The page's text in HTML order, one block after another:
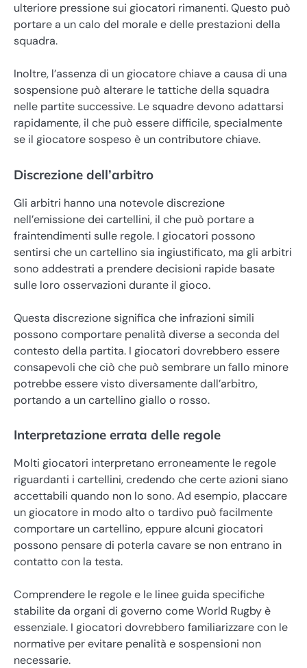
ulteriore pressione sui giocatori rimanenti. Questo può
portare a un calo del morale e delle prestazioni della
squadra.
Inoltre, l’assenza di un giocatore chiave a causa di una
sospensione può alterare le tattiche della squadra
nelle partite successive. Le squadre devono adattarsi
rapidamente, il che può essere difficile, specialmente
se il giocatore sospeso è un contributore chiave.
Discrezione dell’arbitro
Gli arbitri hanno una notevole discrezione
nell’emissione dei cartellini, il che può portare a
fraintendimenti sulle regole. I giocatori possono
sentirsi che un cartellino sia ingiustificato, ma gli arbitri
sono addestrati a prendere decisioni rapide basate
sulle loro osservazioni durante il gioco.
Questa discrezione significa che infrazioni simili
possono comportare penalità diverse a seconda del
contesto della partita. I giocatori dovrebbero essere
consapevoli che ciò che può sembrare un fallo minore
potrebbe essere visto diversamente dall’arbitro,
portando a un cartellino giallo o rosso.
Interpretazione errata delle regole
Molti giocatori interpretano erroneamente le regole
riguardanti i cartellini, credendo che certe azioni siano
accettabili quando non lo sono. Ad esempio, placcare
un giocatore in modo alto o tardivo può facilmente
comportare un cartellino, eppure alcuni giocatori
possono pensare di poterla cavare se non entrano in
contatto con la testa.
Comprendere le regole e le linee guida specifiche
stabilite da organi di governo come World Rugby è
essenziale. I giocatori dovrebbero familiarizzare con le
normative per evitare penalità e sospensioni non
necessarie.